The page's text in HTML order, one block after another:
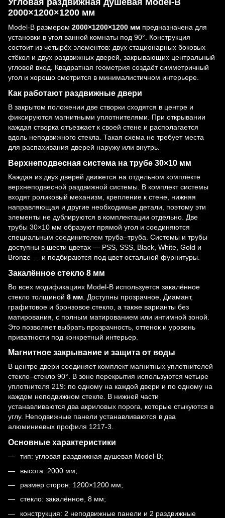
2000×1200×1200 мм
Model-B размером 2000×1200×1200 мм предназначена для
установки в угол ванной комнаты под 90°. Конструкция
состоит из четырёх элементов: двух стационарных боковых
стёкол и двух раздвижных дверей, закрывающих центральный
угловой вход. Квадратная геометрия создаёт симметричный
угол и хорошо смотрится в минималистичном интерьере.
Как работают раздвижные двери
В закрытом положении две створки сходятся в центре и
фиксируются магнитными уплотнителями. При открывании
каждая створка отъезжает к своей стене и располагается
вдоль неподвижного стекла. Такая схема не требует места
для распахивания дверей наружу или внутрь.
Верхнеподвесная система на трубе 30×10 мм
Каждая из двух дверей движется на отдельном комплекте
верхнеподвесной раздвижной системы . В комплект системы
входят роликовый механизм, крепление к стене, нижняя
направляющая и другие необходимые детали, поэтому эти
элементы не дублируются в комплектации отдельно. Две
трубы 30×10 мм образуют прямой угол и соединяются
специальным соединителем труба–труба . Системы и трубы
доступны в шести цветах — PSS, SSS, Black, White, Gold и
Bronze — и подбираются под цвет остальной фурнитуры.
Закалённое стекло 8 мм
Во всех модификациях Model-B используется закалённое
стекло толщиной 8 мм . Доступны прозрачное, Диамант,
графитовое и бронзовое стекло, а также варианты без
матирования, с полным матированием или интимной зоной.
Это позволяет выбрать прозрачность, оттенок и уровень
приватности под конкретный интерьер.
Магнитное закрывание и защита от воды
В центре двери соединяет комплект магнитных уплотнителей
стекло–стекло 90°. В зоне перекрытия используются четыре
уплотнителя 219: по одному на каждой двери и по одному на
каждом неподвижном стекле. В нижней части
устанавливаются два акриловых порога, которые стыкуются в
углу. Неподвижные панели устанавливаются в два
алюминиевых профиля 1217-3.
Основные характеристики
тип: угловая раздвижная душевая Model-B;
высота: 2000 мм;
размер сторон: 1200×1200 мм;
стекло: закалённое, 8 мм;
конструкция: 2 неподвижные панели и 2 раздвижные